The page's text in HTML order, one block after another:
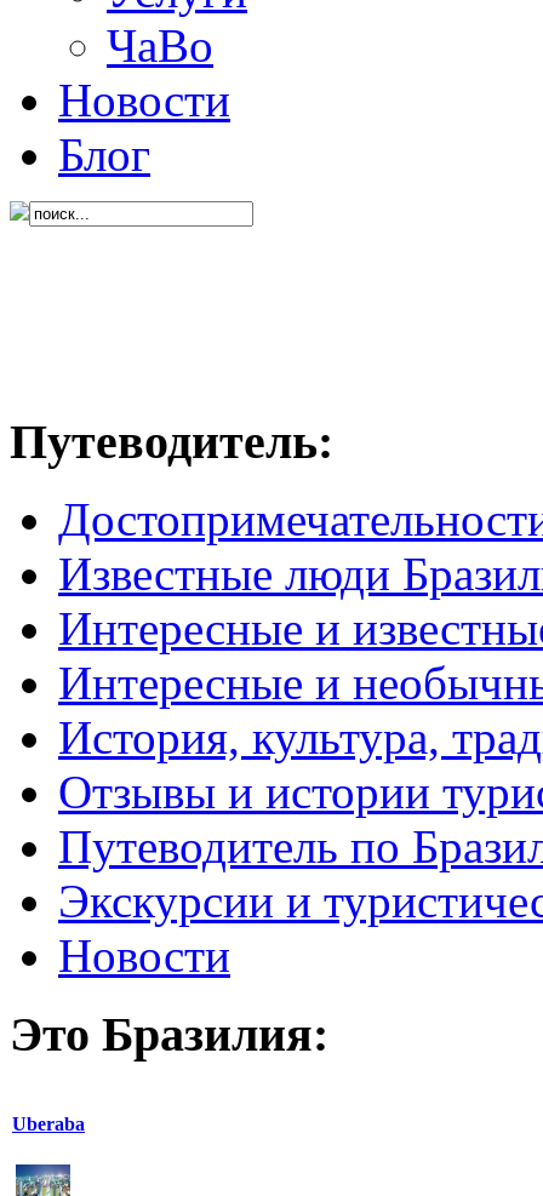
ЧаВо
Новости
Блог
Путеводитель:
Известные люди
Интересные и
Интересные и
История, культура,
Отзывы и истории
Путеводитель по
Экскурсии и
Новости
Это Бразилия:
Uberaba